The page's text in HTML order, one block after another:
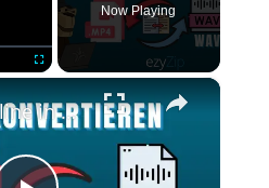
Now Playing
×
🎧 MP4 Online in WAV Konvertieren – Kostenlos und Ohne App